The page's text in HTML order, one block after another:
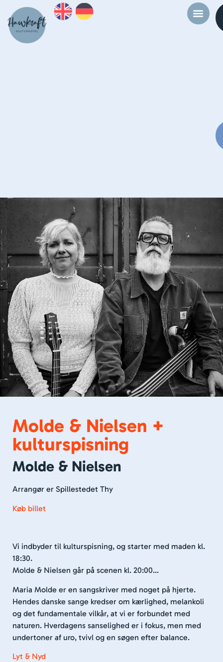
Molde & Nielsen +
kulturspisning
Molde & Nielsen
Arrangør er Spillestedet Thy
Køb billet
Vi indbyder til kulturspisning, og starter med maden kl.
18:30.
Molde & Nielsen går på scenen kl. 20:00…
Maria Molde er en sangskriver med noget på hjerte.
Hendes danske sange kredser om kærlighed, melankoli
og det fundamentale vilkår, at vi er forbundet med
naturen. Hverdagens sanselighed er i fokus, men med
undertoner af uro, tvivl og en søgen efter balance.
Lyt & Nyd